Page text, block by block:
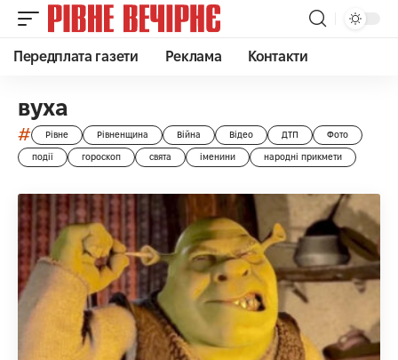
Передплата газети Реклама Контакти
вуха
# Рівне Рівненщина Війна Відео ДТП Фото
події гороскоп свята іменини народні прикмети